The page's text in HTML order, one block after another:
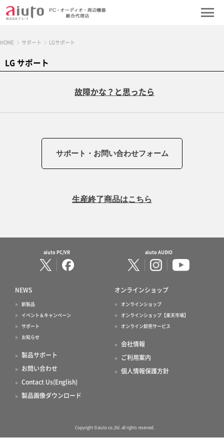
HOME サポート LGサポート
LG サポート
故障かな？と思ったら
サポート・お問い合わせフォーム
生産終了商品はこちら
aiuto PC/VR aiuto AUDIO
NEWS
新製品
イベント＆キャンペーン
サポート
お知らせ
製品サポート
お問い合わせ
Contact Us(English)
製品画像ダウンロード
オンラインショップ
オンラインショップ
オンラインショップ【楽天市場】
オンライン卸売サービス
会社情報
ご利用案内
個人情報保護方針
Copyright ©aiuto co.,ltd. all rights reserved.